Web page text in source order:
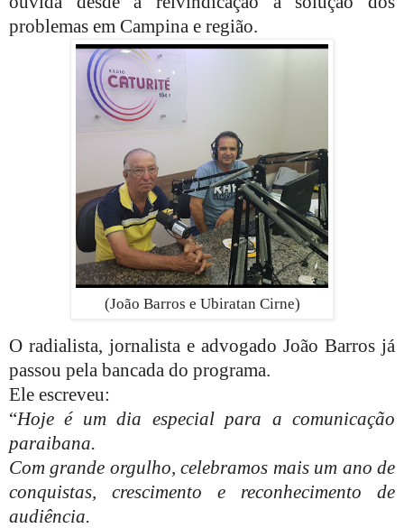
problemas em Campina e região.
(João Barros e Ubiratan Cirne)
O radialista, jornalista e advogado João Barros já
passou pela bancada do programa.
Ele escreveu:
“Hoje é um dia especial para a comunicação
paraibana.
Com grande orgulho, celebramos mais um ano de
conquistas, crescimento e reconhecimento de
audiência.